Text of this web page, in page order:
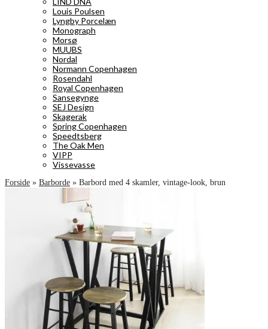
Louis Poulsen
Lyngby Porcelæn
Monograph
Morsø
MUUBS
Nordal
Normann Copenhagen
Rosendahl
Royal Copenhagen
Sansegynge
SEJ Design
Skagerak
Spring Copenhagen
Speedtsberg
The Oak Men
VIPP
Vissevasse
Forside » Barborde » Barbord med 4 skamler, vintage-look, brun